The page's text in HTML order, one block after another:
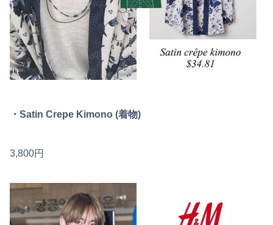
・Satin Crepe Kimono (着物)
3,800円